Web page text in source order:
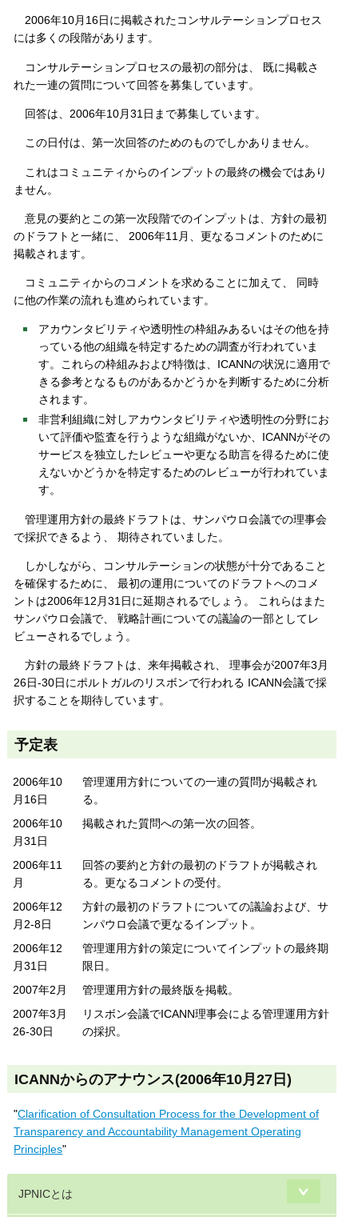
2006年10月16日に掲載されたコンサルテーションプロセス
には多くの段階があります。
コンサルテーションプロセスの最初の部分は、 既に掲載さ
れた一連の質問について回答を募集しています。
回答は、2006年10月31日まで募集しています。
この日付は、第一次回答のためのものでしかありません。
これはコミュニティからのインプットの最終の機会ではあり
ません。
意見の要約とこの第一次段階でのインプットは、方針の最初
のドラフトと一緒に、 2006年11月、更なるコメントのために
掲載されます。
コミュニティからのコメントを求めることに加えて、 同時
に他の作業の流れも進められています。
アカウンタビリティや透明性の枠組みあるいはその他を持
っている他の組織を特定するための調査が行われていま
す。これらの枠組みおよび特徴は、ICANNの状況に適用で
きる参考となるものがあるかどうかを判断するために分析
されます。
非営利組織に対しアカウンタビリティや透明性の分野にお
いて評価や監査を行うような組織がないか、ICANNがその
サービスを独立したレビューや更なる助言を得るために使
えないかどうかを特定するためのレビューが行われていま
す。
管理運用方針の最終ドラフトは、サンパウロ会議での理事会
で採択できるよう、 期待されていました。
しかしながら、コンサルテーションの状態が十分であること
を確保するために、 最初の運用についてのドラフトへのコメ
ントは2006年12月31日に延期されるでしょう。 これらはまた
サンパウロ会議で、 戦略計画についての議論の一部としてレ
ビューされるでしょう。
方針の最終ドラフトは、来年掲載され、 理事会が2007年3月
26日-30日にポルトガルのリスボンで行われる ICANN会議で採
択することを期待しています。
予定表
2006年10
月16日
管理運用方針についての一連の質問が掲載され
る。
2006年10
月31日
掲載された質問への第一次の回答。
2006年11
月
回答の要約と方針の最初のドラフトが掲載され
る。更なるコメントの受付。
2006年12
月2-8日
方針の最初のドラフトについての議論および、サ
ンパウロ会議で更なるインプット。
2006年12
月31日
管理運用方針の策定についてインプットの最終期
限日。
2007年2月
管理運用方針の最終版を掲載。
2007年3月
26-30日
リスボン会議でICANN理事会による管理運用方針
の採択。
ICANNからのアナウンス(2006年10月27日)
"Clarification of Consultation Process for the Development of
Transparency and Accountability Management Operating
Principles"
JPNICとは